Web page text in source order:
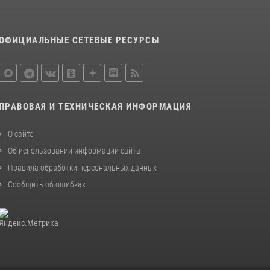
злоумышленников, напавших на бригаду
скорой помощи (видео)
полномочного представителя Президента
Российской Федерации в Северо-Кавказском
федеральном округе Виталием Кузнецовым
СЕТЕВЫЕ РЕСУРСЫ
ПРАВОВАЯ И ТЕХНИЧЕСКАЯ ИНФОРМАЦИЯ
О сайте
Об использовании информации сайта
Правила обработки персональных данных
Сообщить об ошибках